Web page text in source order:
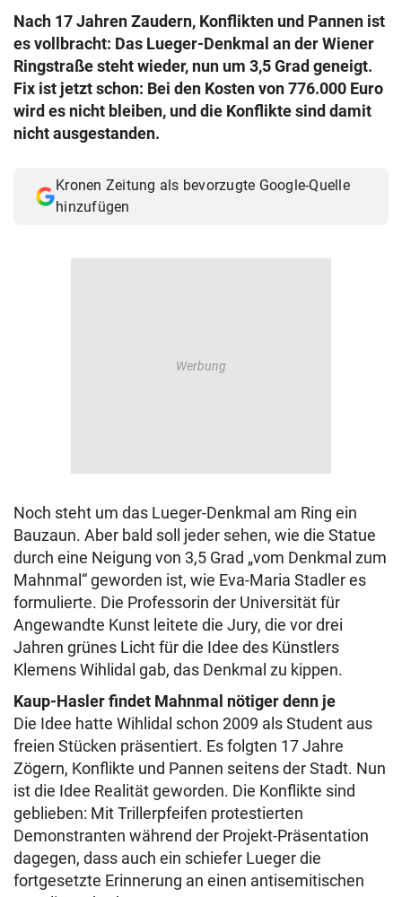
Nach 17 Jahren Zaudern, Konflikten und Pannen ist
es vollbracht: Das Lueger-Denkmal an der Wiener
Ringstraße steht wieder, nun um 3,5 Grad geneigt.
Fix ist jetzt schon: Bei den Kosten von 776.000 Euro
wird es nicht bleiben, und die Konflikte sind damit
nicht ausgestanden.
Kronen Zeitung als bevorzugte Google-Quelle
hinzufügen
Noch steht um das Lueger-Denkmal am Ring ein
Bauzaun. Aber bald soll jeder sehen, wie die Statue
durch eine Neigung von 3,5 Grad „vom Denkmal zum
Mahnmal“ geworden ist, wie Eva-Maria Stadler es
formulierte. Die Professorin der Universität für
Angewandte Kunst leitete die Jury, die vor drei
Jahren grünes Licht für die Idee des Künstlers
Klemens Wihlidal gab, das Denkmal zu kippen.
Kaup-Hasler findet Mahnmal nötiger denn je
Die Idee hatte Wihlidal schon 2009 als Student aus
freien Stücken präsentiert. Es folgten 17 Jahre
Zögern, Konflikte und Pannen seitens der Stadt. Nun
ist die Idee Realität geworden. Die Konflikte sind
geblieben: Mit Trillerpfeifen protestierten
Demonstranten während der Projekt-Präsentation
dagegen, dass auch ein schiefer Lueger die
fortgesetzte Erinnerung an einen antisemitischen